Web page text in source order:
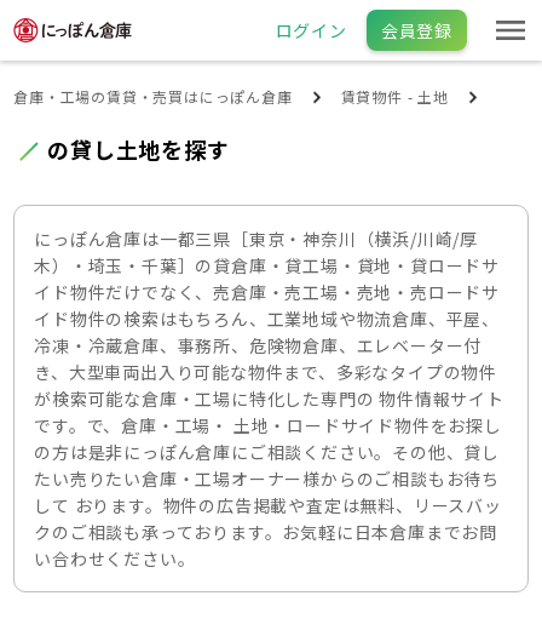
ログイン 会員登録
倉庫・工場の賃貸・売買はにっぽん倉庫 賃貸物件 - 土地
の貸し土地を探す
にっぽん倉庫は一都三県［東京・神奈川（横浜/川崎/厚
木）・埼玉・千葉］の貸倉庫・貸工場・貸地・貸ロードサ
イド物件だけでなく、売倉庫・売工場・売地・売ロードサ
イド物件の検索はもちろん、工業地域や物流倉庫、平屋、
冷凍・冷蔵倉庫、事務所、危険物倉庫、エレベーター付
き、大型車両出入り可能な物件まで、多彩なタイプの物件
が検索可能な倉庫・工場に特化した専門の 物件情報サイト
です。で、倉庫・工場・ 土地・ロードサイド物件をお探し
の方は是非にっぽん倉庫にご相談ください。その他、貸し
たい売りたい倉庫・工場オーナー様からのご相談もお待ち
して おります。物件の広告掲載や査定は無料、リースバッ
クのご相談も承っております。お気軽に日本倉庫までお問
い合わせください。